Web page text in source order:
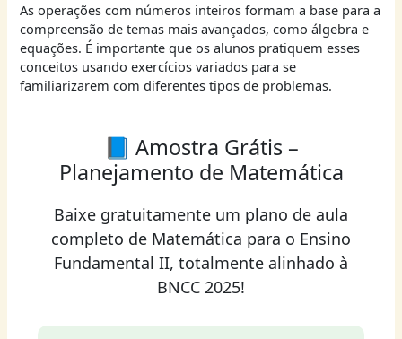
As operações com números inteiros formam a base para a
compreensão de temas mais avançados, como álgebra e
equações. É importante que os alunos pratiquem esses
conceitos usando exercícios variados para se
familiarizarem com diferentes tipos de problemas.
📘 Amostra Grátis –
Planejamento de Matemática
Baixe gratuitamente um plano de aula
completo de Matemática para o Ensino
Fundamental II, totalmente alinhado à
BNCC 2025!